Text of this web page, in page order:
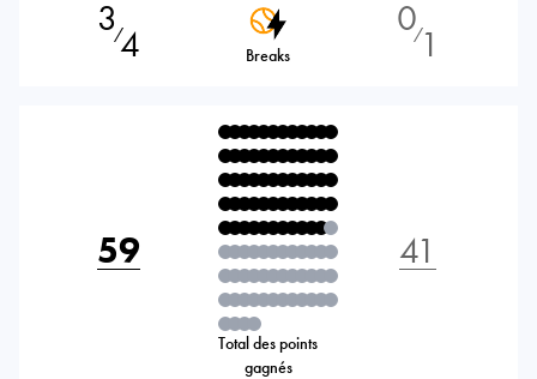
3⁄4 Breaks
0⁄1
59
Total des points
gagnés
41